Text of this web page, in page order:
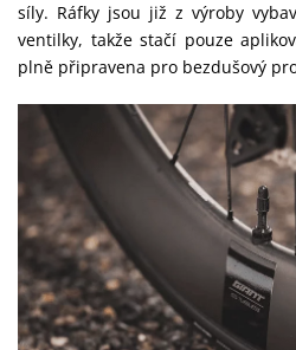
síly. Ráfky jsou již z výroby
ventilky, takže stačí pouze
plně připravena pro bezdušový